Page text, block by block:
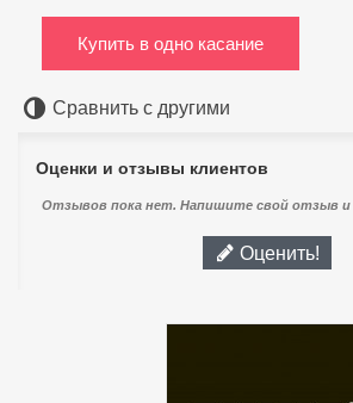
Купить в одно касание
Сравнить с другими
Оценки и отзывы клиентов
Отзывов пока нет. Напишите свой отзыв и
Оценить!